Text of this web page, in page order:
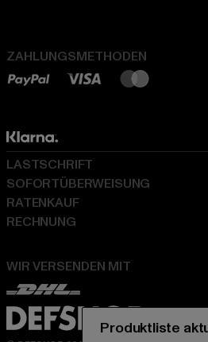
ZAHLUNGSMETHODEN
WIR VERSENDEN MIT
LASTSCHRIFT
SOFORTÜBERWEISUNG
RATENKAUF
RECHNUNG